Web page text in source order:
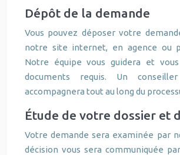
Dépôt de la demande
Vous pouvez déposer votre
notre site internet, en agence ou
Notre équipe vous guidera et
documents requis. Un
accompagnera tout au long du
Étude de votre dossier et
Votre demande sera examinée par
décision vous sera communiquée